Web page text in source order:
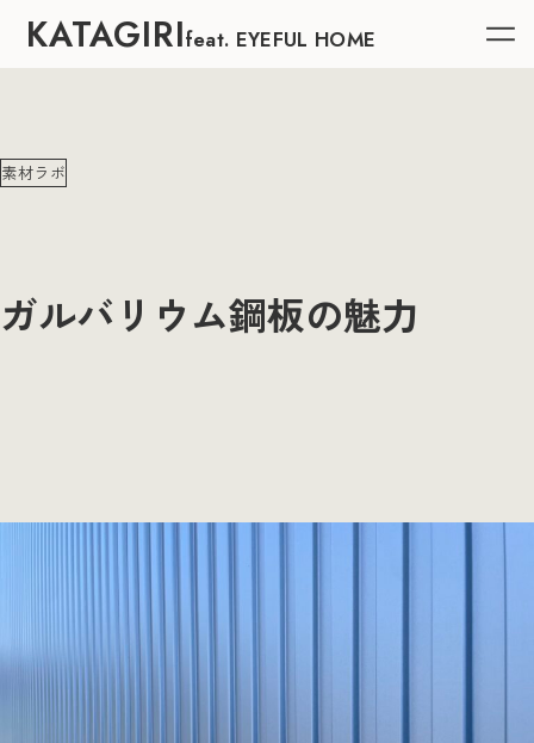
KATAGIRIfeat. EYEFUL HOME
素材ラボ
ガルバリウム鋼板の魅力